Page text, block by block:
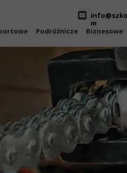
Podróżnicze Biznesowe
m